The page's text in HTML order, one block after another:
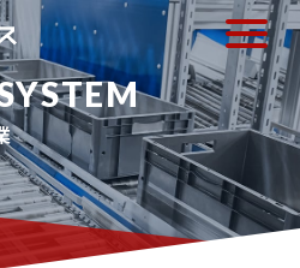
YSTEM